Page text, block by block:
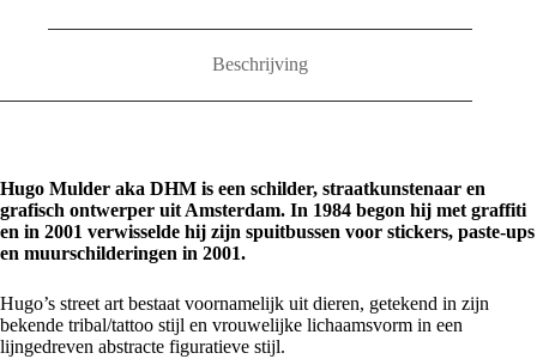
Beschrijving
Hugo Mulder aka DHM is een schilder, straatkunstenaar en
grafisch ontwerper uit Amsterdam. In 1984 begon hij met graffiti
en in 2001 verwisselde hij zijn spuitbussen voor stickers, paste-ups
en muurschilderingen in 2001.
Hugo’s street art bestaat voornamelijk uit dieren, getekend in zijn
bekende tribal/tattoo stijl en vrouwelijke lichaamsvorm in een
lijngedreven abstracte figuratieve stijl.